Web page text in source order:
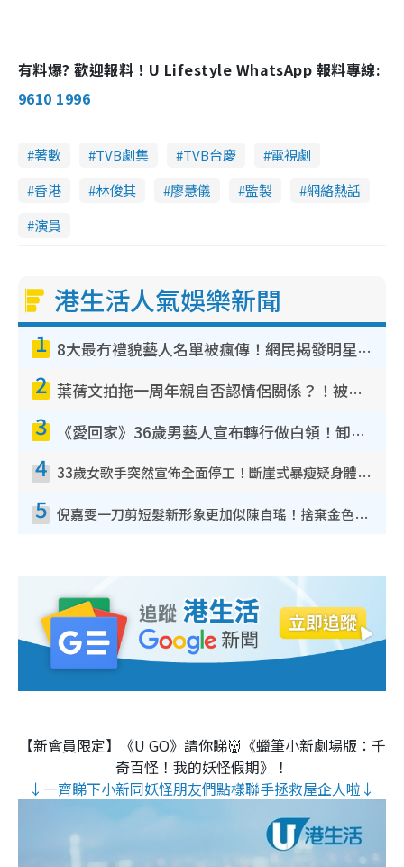
有料爆? 歡迎報料！U Lifestyle WhatsApp 報料專線:
9610 1996
著數 TVB劇集 TVB台慶
電視劇
香港
林俊其 廖慧儀 監製
網絡熱話
演員
港生活人氣娛樂新聞
1 8大最冇禮貌藝人名單被瘋傳！網民揭發明星真面目 一致數臭呢位係無品天花板？
2 葉蒨文拍拖一周年親自否認情侶關係？！被質疑感情造假竟稱GM「普通同事」
3 《愛回家》36歲男藝人宣布轉行做白領！卸下藝人身份回歸素人平淡生活
4 33歲女歌手突然宣佈全面停工！斷崖式暴瘦疑身體亮紅燈！聲明曝︰將暫時淡出
5 倪嘉雯一刀剪短髮新形象更加似陳自瑤！捨棄金色長髮造型氣質大變超驚喜
【新會員限定】《U GO》請你睇👹《蠟筆小新劇場版：千
奇百怪！我的妖怪假期》！
↓一齊睇下小新同妖怪朋友們點樣聯手拯救屋企人啦↓